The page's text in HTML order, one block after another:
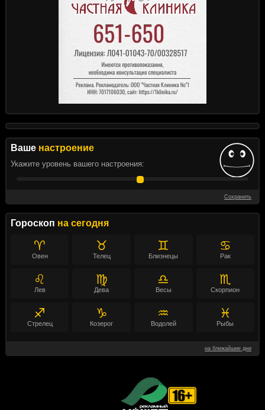
Ваше настроение
Укажите уровень вашего настроения:
Сохранить
Гороскоп на сегодня
♈
Овен
♉
Телец
♊
Близнецы
♋
Рак
♌
Лев
♍
Дева
♎
Весы
♏
Скорпион
♐
Стрелец
♑
Козерог
♒
Водолей
♓
Рыбы
на ближайшие дни